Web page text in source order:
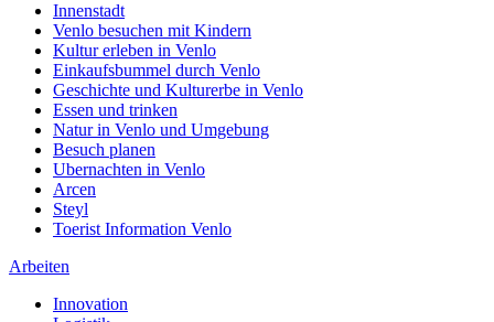
Innenstadt
Venlo besuchen mit Kindern
Kultur erleben in Venlo
Einkaufsbummel durch Venlo
Geschichte und Kulturerbe in Venlo
Essen und trinken
Natur in Venlo und Umgebung
Besuch planen
Ubernachten in Venlo
Arcen
Steyl
Toerist Information Venlo
Arbeiten
Innovation